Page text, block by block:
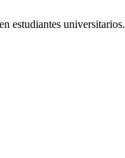
estudiantes universitarios.